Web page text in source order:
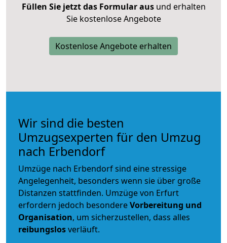
Füllen Sie jetzt das Formular ausund erhalten
Sie kostenlose Angebote
Kostenlose Angebote erhalten
Wir sind die besten
Umzugsexperten für den Umzug
nach Erbendorf
Umzüge nach Erbendorf sind eine stressige
Angelegenheit, besonders wenn sie über große
Distanzen stattfinden. Umzüge von Erfurt
erfordern jedoch besondereVorbereitung und
Organisation, um sicherzustellen, dass alles
reibungslosverläuft.